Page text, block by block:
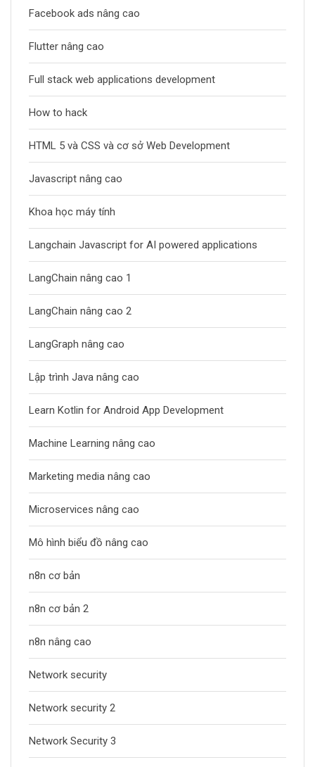
Facebook ads nâng cao
Flutter nâng cao
Full stack web applications development
How to hack
HTML 5 và CSS và cơ sở Web Development
Javascript nâng cao
Khoa học máy tính
Langchain Javascript for AI powered applications
LangChain nâng cao 1
LangChain nâng cao 2
LangGraph nâng cao
Lập trình Java nâng cao
Learn Kotlin for Android App Development
Machine Learning nâng cao
Marketing media nâng cao
Microservices nâng cao
Mô hình biểu đồ nâng cao
n8n cơ bản
n8n cơ bản 2
n8n nâng cao
Network security
Network security 2
Network Security 3